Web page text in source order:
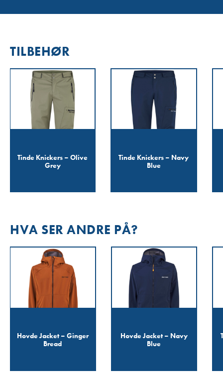
TILBEHØR
Tinde Knickers – Olive
Grey
Tinde Knickers – Navy
Blue
HVA SER ANDRE PÅ?
Hovde Jacket – Ginger
Bread
Hovde Jacket – Navy
Blue